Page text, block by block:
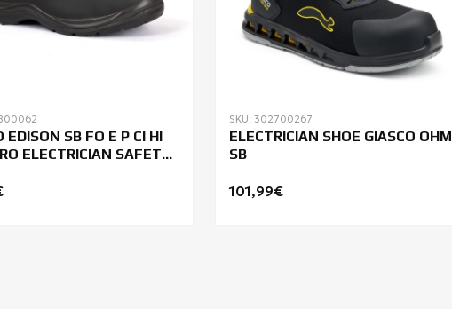
EDISON SB FO E P CI HI
ELECTRICIAN SAFETY
SKU: 302700267
ELECTRICIAN SHOE GIASCO OHM
SB
101,99€